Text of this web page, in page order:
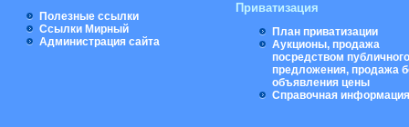
Полезные ссылки
Ссылки Мирный
Администрация сайта
Приватизация
План приватизации
Аукционы, продажа
посредством публичного
предложения, продажа
объявления цены
Справочная информация